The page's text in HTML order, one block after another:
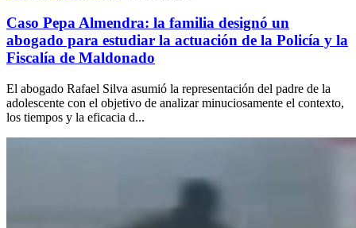
Caso Pepa Almendra: la familia designó un
abogado para estudiar la actuación de la Policía y la
Fiscalía de Maldonado
El abogado Rafael Silva asumió la representación del padre de la
adolescente con el objetivo de analizar minuciosamente el contexto,
los tiempos y la eficacia d...